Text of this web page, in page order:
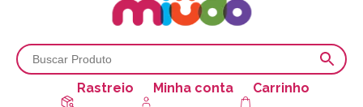
Rastreio Minha conta Carrinho